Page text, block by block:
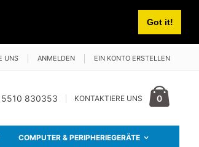
Got it!
UNS ANMELDEN EIN KONTO ERSTELLEN
0Artikel
830353 KONTAKTIERE UNS
COMPUTER & PERIPHERIEGERÄTE